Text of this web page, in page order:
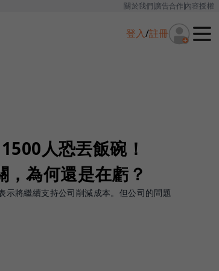
關於我們廣告合作內容授權
登入/註冊
人恐丟飯碗！
為何還是在虧？
將繼續支持公司削減成本。但公司的問題